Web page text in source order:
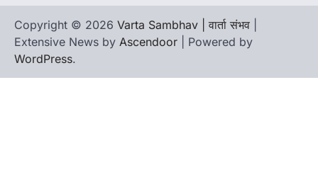
Copyright © 2026 Varta Sambhav | वार्ता संभव
Extensive News by Ascendoor | Powered by
WordPress.